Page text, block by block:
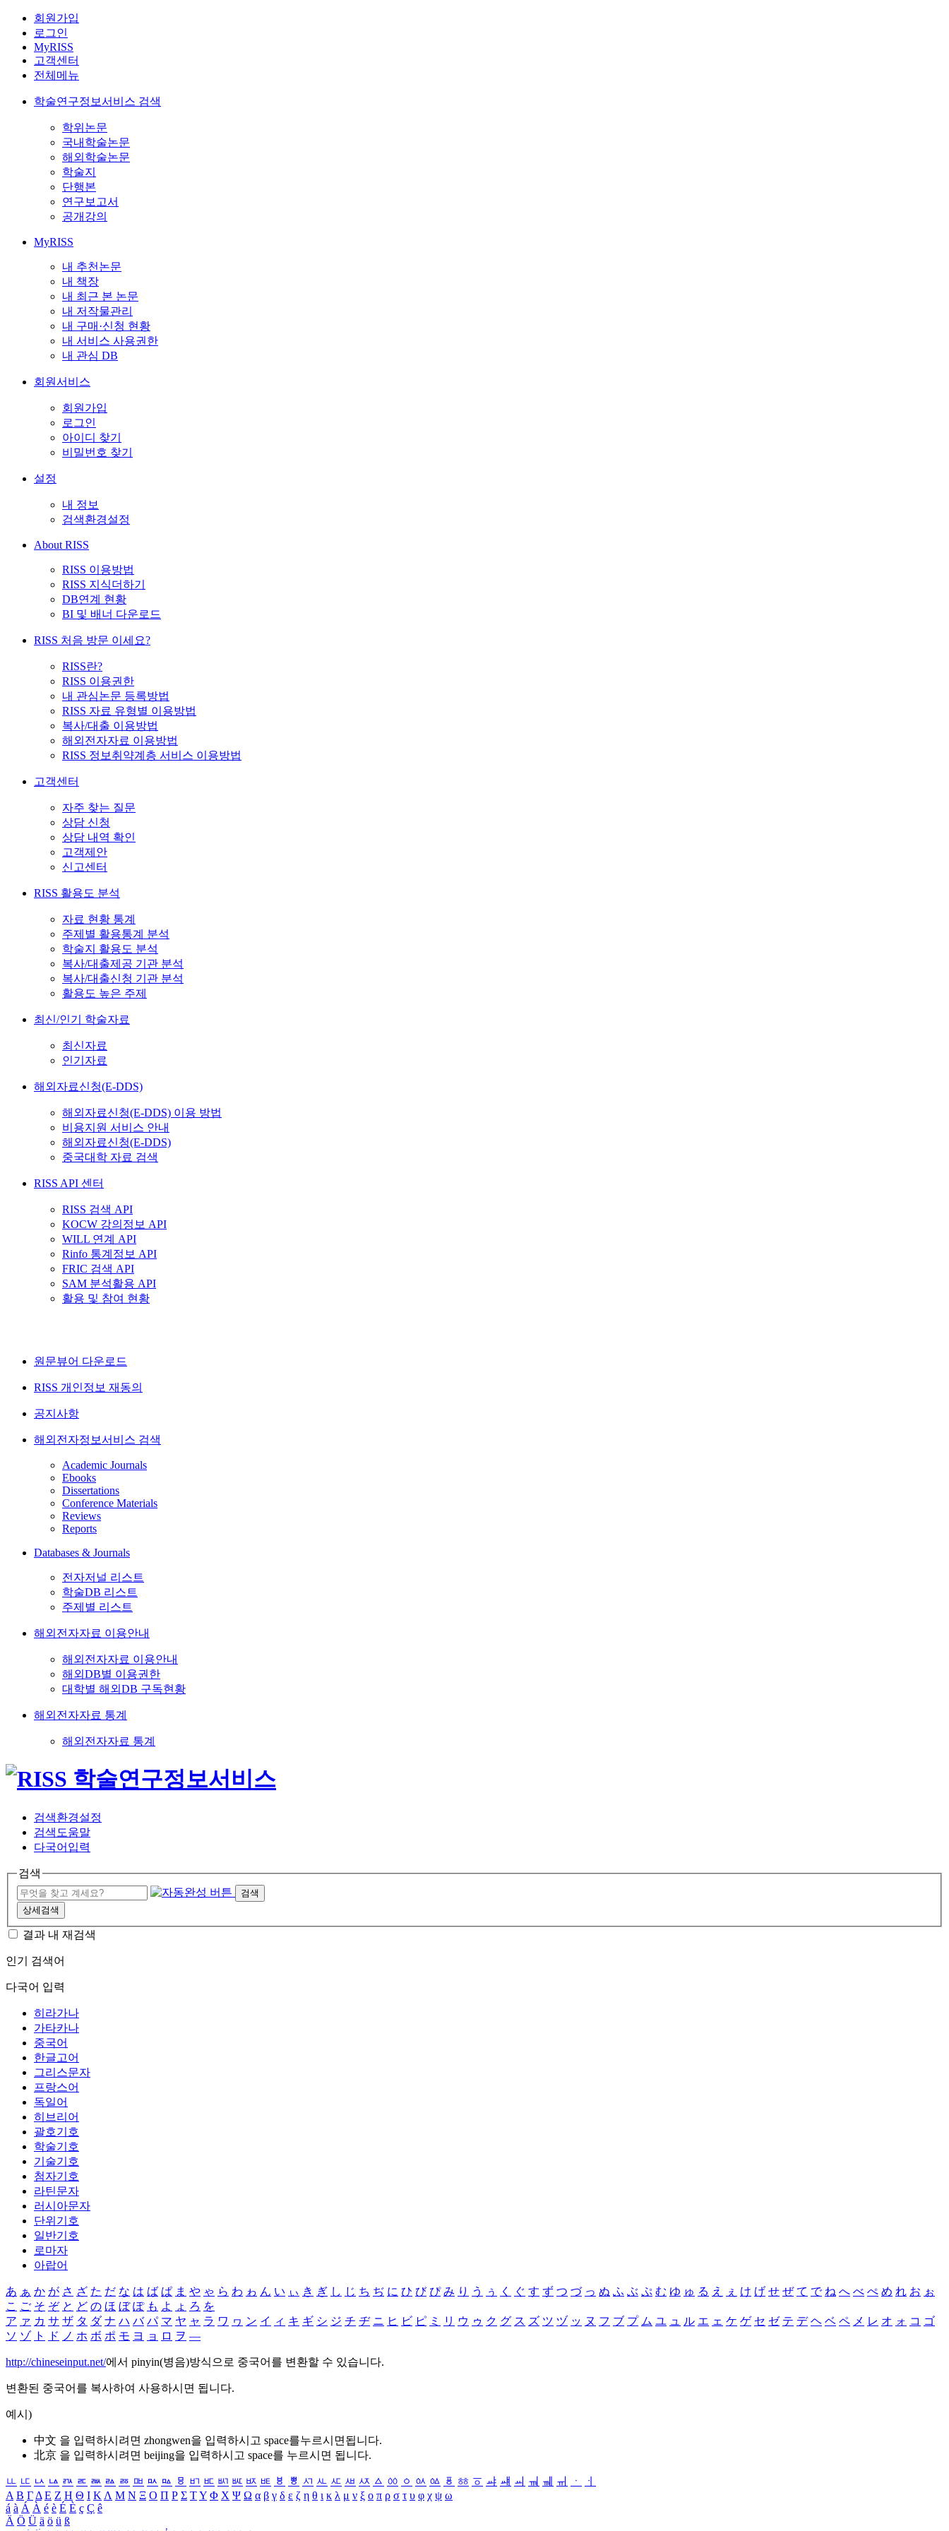
회원가입
로그인
MyRISS
고객센터
전체메뉴
학술연구정보서비스 검색
학위논문
국내학술논문
해외학술논문
학술지
단행본
연구보고서
공개강의
MyRISS
내 추천논문
내 책장
내 최근 본 논문
내 저작물관리
내 구매·신청 현황
내 서비스 사용권한
내 관심 DB
회원서비스
회원가입
로그인
아이디 찾기
비밀번호 찾기
설정
내 정보
검색환경설정
About RISS
RISS 이용방법
RISS 지식더하기
DB연계 현황
BI 및 배너 다운로드
RISS 처음 방문 이세요?
RISS란?
RISS 이용권한
내 관심논문 등록방법
RISS 자료 유형별 이용방법
복사/대출 이용방법
해외전자자료 이용방법
RISS 정보취약계층 서비스 이용방법
고객센터
자주 찾는 질문
상담 신청
상담 내역 확인
고객제안
신고센터
RISS 활용도 분석
자료 현황 통계
주제별 활용통계 분석
학술지 활용도 분석
복사/대출제공 기관 분석
복사/대출신청 기관 분석
활용도 높은 주제
최신/인기 학술자료
최신자료
인기자료
해외자료신청(E-DDS)
해외자료신청(E-DDS) 이용 방법
비용지원 서비스 안내
해외자료신청(E-DDS)
중국대학 자료 검색
RISS API 센터
RISS 검색 API
KOCW 강의정보 API
WILL 연계 API
Rinfo 통계정보 API
FRIC 검색 API
SAM 분석활용 API
활용 및 참여 현황
원문뷰어 다운로드
RISS 개인정보 재동의
공지사항
해외전자정보서비스 검색
Academic Journals
Ebooks
Dissertations
Conference Materials
Reviews
Reports
Databases & Journals
전자저널 리스트
학술DB 리스트
주제별 리스트
해외전자자료 이용안내
해외전자자료 이용안내
해외DB별 이용권한
대학별 해외DB 구독현황
해외전자자료 통계
해외전자자료 통계
검색환경설정
검색도움말
다국어입력
검색
검색
상세검색
결과 내 재검색
인기 검색어
다국어 입력
히라가나
가타카나
중국어
한글고어
그리스문자
프랑스어
독일어
히브리어
괄호기호
학술기호
기술기호
첨자기호
라틴문자
러시아문자
단위기호
일반기호
로마자
아랍어
あ ぁ か が さ ざ た だ な は ば ぱ ま や ゃ ら わ ゎ ん い ぃ き ぎ し じ ち ぢ に ひ び ぴ み り う ぅ く ぐ す ず つ づ っ ぬ ふ ぶ ぷ む ゆ ゅ る え ぇ け げ せ ぜ て で ね へ べ ぺ め れ お ぉ
こ ご そ ぞ と ど の ほ ぼ ぽ も よ ょ ろ を
ア ァ カ サ ザ タ ダ ナ ハ バ パ マ ヤ ャ ラ ワ ヮ ン イ ィ キ ギ シ ジ チ ヂ ニ ヒ ビ ピ ミ リ ウ ゥ ク グ ス ズ ツ ヅ ッ ヌ フ ブ プ ム ユ ュ ル エ ェ ケ ゲ セ ゼ テ デ ヘ ベ ペ メ レ オ ォ コ ゴ
ソ ゾ ト ド ノ ホ ボ ポ モ ヨ ョ ロ ヲ ―
http://chineseinput.net/에서 pinyin(병음)방식으로 중국어를 변환할 수 있습니다.
변환된 중국어를 복사하여 사용하시면 됩니다.
예시)
中文 을 입력하시려면 zhongwen을 입력하시고 space를누르시면됩니다.
北京 을 입력하시려면 beijing을 입력하시고 space를 누르시면 됩니다.
ㅥ ㅦ ㅧ ㅨ ㅩ ㅪ ㅫ ㅬ ㅭ ㅮ ㅯ ㅰ ㅱ ㅲ ㅳ ㅴ ㅵ ㅶ ㅷ ㅸ ㅹ ㅺ ㅻ ㅼ ㅽ ㅾ ㅿ ㆀ ㆁ ㆂ ㆃ ㆄ ㆅ ㆆ ㆇ ㆈ ㆉ ㆊ ㆋ ㆌ ㆍ
ㆎ
Α Β ΓΔ Ε Ζ Η Θ Ι ΚΛ Μ Ν Ξ Ο Π Ρ Σ ΤΥ Φ Χ Ψ Ω α β γ δ ε ζ η θ ι κ λ μ ν ξ ο π ρ σ τ υ φ χ ψ ω
á à Á À é è É È ç Ç ê
Ä Ö Ü ä ö ü ß